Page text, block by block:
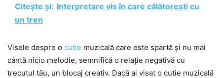
Citește și: Interpretare vis în care călătorești cu
un tren
Visele despre o cutie muzicală care este spartă și nu mai
cântă nicio melodie, semnifică o relație negativă cu
trecutul tău, un blocaj creativ. Dacă ai visat o cutie muzicală